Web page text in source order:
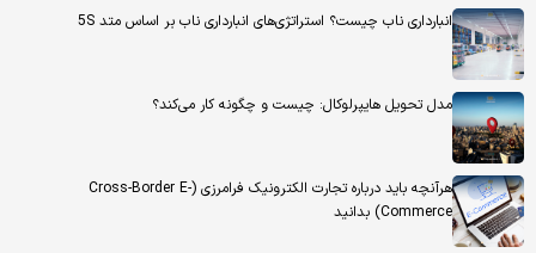
انبارداری ناب چیست؟ استراتژی‌های انبارداری ناب بر اساس متد 5S
مدل تحویل هایپرلوکال: چیست و چگونه کار می‌کند؟
هرآنچه باید درباره تجارت الکترونیک فرامرزی (Cross-Border E-
Commerce) بدانید